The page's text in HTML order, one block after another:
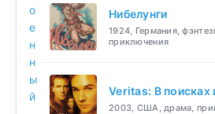
о
е
н
н
ы
й
Нибелунги
1924, Германия,
приключения
Veritas: В поисках
2003, США, драма,